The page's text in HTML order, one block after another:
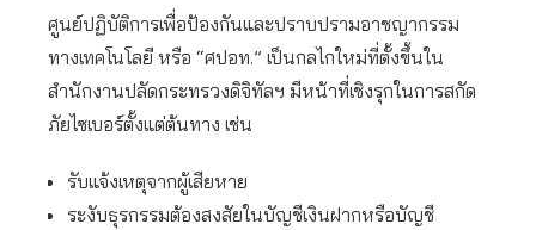
ศูนย์ปฏิบัติการเพื่อป้องกันและปราบปรามอาชญากรรม
ทางเทคโนโลยี หรือ “ศปอท.” เป็นกลไกใหม่ที่ตั้งขึ้นใน
สำนักงานปลัดกระทรวงดิจิทัลฯ มีหน้าที่เชิงรุกในการสกัด
ภัยไซเบอร์ตั้งแต่ต้นทาง เช่น
รับแจ้งเหตุจากผู้เสียหาย
ระงับธุรกรรมต้องสงสัยในบัญชีเงินฝากหรือบัญชี